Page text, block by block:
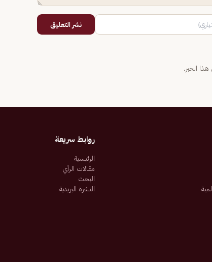
نشر التعليق
الخبر.
روابط سريعة
الرئيسية
مقالات الرأي
البحث
النشرة البريدية